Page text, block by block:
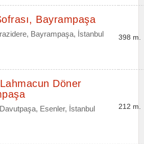
Bayrampaşa
Bayrampaşa, İstanbul 398 m.
Döner
Esenler, İstanbul 212 m.